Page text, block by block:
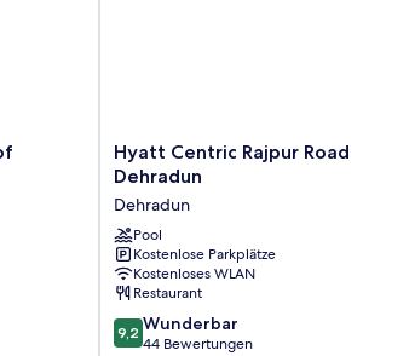
Hyatt
Centric
Road
Dehradun
Dehradun
Hyatt Centric Rajpur Road
Dehradun
Dehradun
Pool
Kostenlose Parkplätze
Kostenloses WLAN
Restaurant
9.2
von
9,2 Wunderbar
44 Bewertungen